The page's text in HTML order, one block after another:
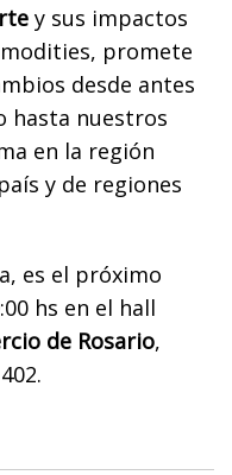
y sus impactos
promete
desde antes
hasta nuestros
en la región
y de regiones
es el próximo
hs en el hall
de Rosario,